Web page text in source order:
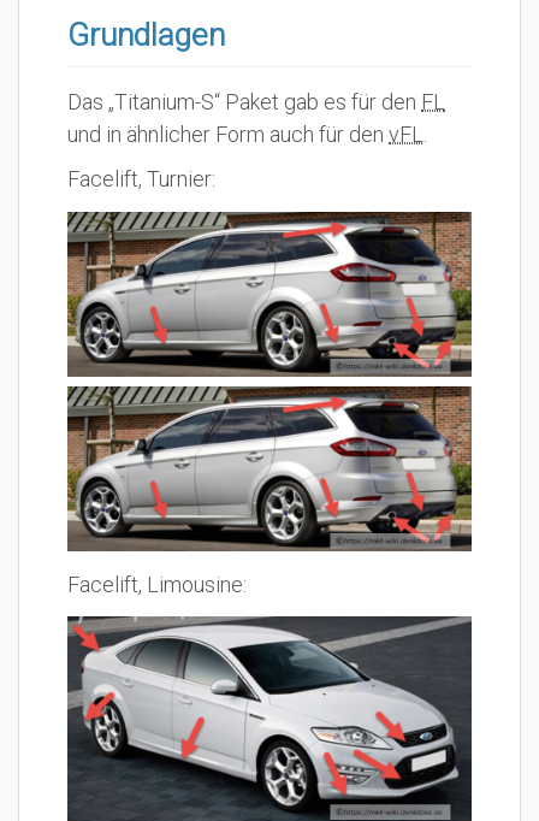
Grundlagen
Das „Titanium-S“ Paket gab es für den FL
und in ähnlicher Form auch für den vFL
Facelift, Turnier:
Facelift, Limousine: